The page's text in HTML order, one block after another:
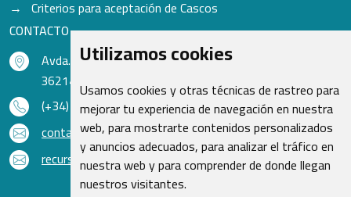
Utilizamos cookies
Usamos cookies y otras técnicas de rastreo para
mejorar tu experiencia de navegación en nuestra
web, para mostrarte contenidos personalizados
y anuncios adecuados, para analizar el tráfico en
nuestra web y para comprender de donde llegan
nuestros visitantes.
Criterios para aceptación de Cascos
CONTACTO
Avda. do Freixo - Sardoma, 13
36214 Vigo - Pontevedra - España
(+34) 986 48 16 33
contacto@qsr.es
recursoshumanos@qsr.es